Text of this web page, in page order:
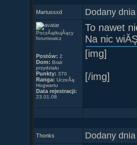
Martussxd Dodany
PoczÂątkujÂący
forumowicz
Postów: 2
Dom: Brak
przydziału
Punkty: 370
Ranga: UczeĂą
Hogwartu
Data rejestracji:
23.01.08
To nawet
Na nic
[img]
[/img]
Thonks Dodany